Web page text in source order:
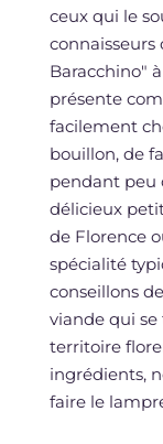
ceux qui le
connaisseurs
Baracchino"
présente
facilement
bouillon, de
pendant peu
délicieux
de Florence
spécialité
conseillons
viande qui
territoire
ingrédients,
faire le